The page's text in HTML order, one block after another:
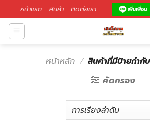
หน้าแรก สินค้า ติดต่อเรา
หน้าหลัก / สินค้าที่มีป้ายกำกั
คัดกรอง